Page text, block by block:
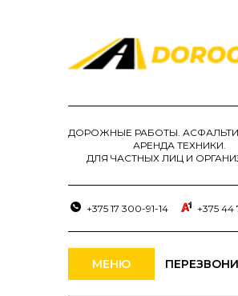
ДОРОЖНЫЕ РАБОТЫ.
АРЕНДА ТЕХНИКИ.
ДЛЯ ЧАСТНЫХ ЛИЦ И
+375 17 300-91-14 +375
МЕНЮ